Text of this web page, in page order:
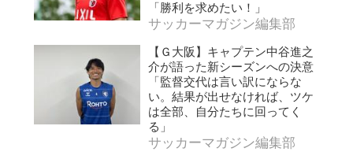
「勝利を求めたい！」
サッカーマガジン編集部
【Ｇ大阪】キャプテン中谷進之
介が語った新シーズンへの決意
「監督交代は言い訳にならな
い。結果が出せなければ、ツケ
は全部、自分たちに回ってく
る」
サッカーマガジン編集部